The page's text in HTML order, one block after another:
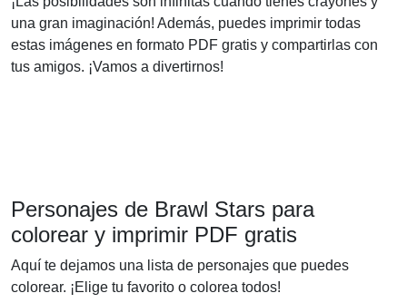
una gran imaginación! Además, puedes imprimir todas
estas imágenes en formato PDF gratis y compartirlas con
tus amigos. ¡Vamos a divertirnos!
Personajes de Brawl Stars para
colorear y imprimir PDF gratis
Aquí te dejamos una lista de personajes que puedes
colorear. ¡Elige tu favorito o colorea todos!